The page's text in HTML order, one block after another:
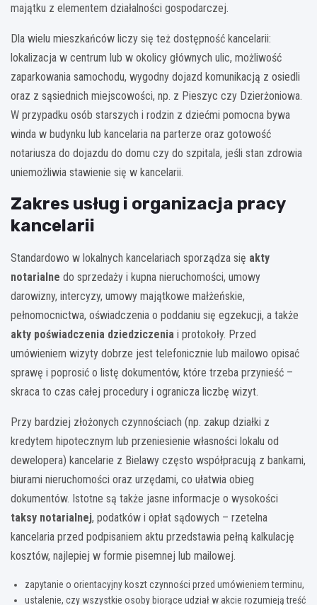
majątku z elementem działalności gospodarczej.
Dla wielu mieszkańców liczy się też dostępność kancelarii:
lokalizacja w centrum lub w okolicy głównych ulic, możliwość
zaparkowania samochodu, wygodny dojazd komunikacją z osiedli
oraz z sąsiednich miejscowości, np. z Pieszyc czy Dzierżoniowa.
W przypadku osób starszych i rodzin z dziećmi pomocna bywa
winda w budynku lub kancelaria na parterze oraz gotowość
notariusza do dojazdu do domu czy do szpitala, jeśli stan zdrowia
uniemożliwia stawienie się w kancelarii.
Zakres usług i organizacja pracy
kancelarii
Standardowo w lokalnych kancelariach sporządza się akty
notarialne do sprzedaży i kupna nieruchomości, umowy
darowizny, intercyzy, umowy majątkowe małżeńskie,
pełnomocnictwa, oświadczenia o poddaniu się egzekucji, a także
akty poświadczenia dziedziczenia i protokoły. Przed
umówieniem wizyty dobrze jest telefonicznie lub mailowo opisać
sprawę i poprosić o listę dokumentów, które trzeba przynieść –
skraca to czas całej procedury i ogranicza liczbę wizyt.
Przy bardziej złożonych czynnościach (np. zakup działki z
kredytem hipotecznym lub przeniesienie własności lokalu od
dewelopera) kancelarie z Bielawy często współpracują z bankami,
biurami nieruchomości oraz urzędami, co ułatwia obieg
dokumentów. Istotne są także jasne informacje o wysokości
taksy notarialnej, podatków i opłat sądowych – rzetelna
kancelaria przed podpisaniem aktu przedstawia pełną kalkulację
kosztów, najlepiej w formie pisemnej lub mailowej.
zapytanie o orientacyjny koszt czynności przed umówieniem terminu,
ustalenie, czy wszystkie osoby biorące udział w akcie rozumieją treść